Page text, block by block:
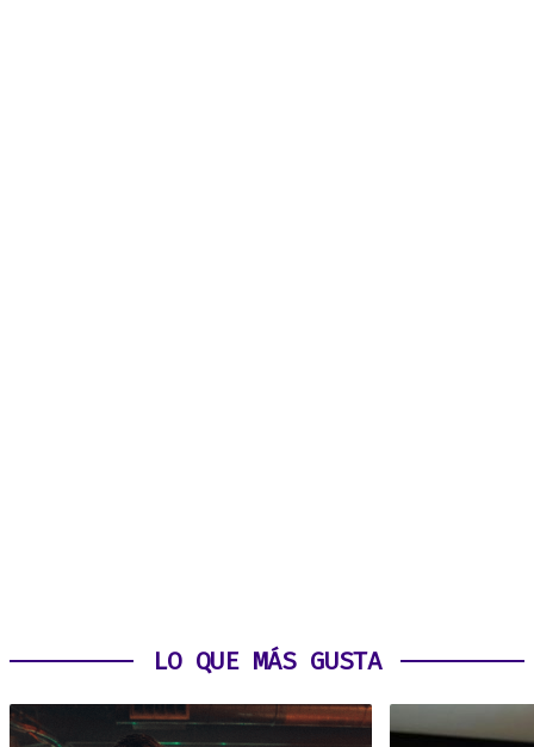
LO QUE MÁS GUSTA